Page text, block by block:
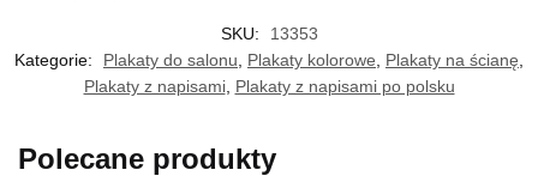
SKU:
13353
Kategorie:
Plakaty do salonu Plakaty kolorowe Plakaty na ścianę
Plakaty z napisami, Plakaty z napisami po polsku
Polecane produkty